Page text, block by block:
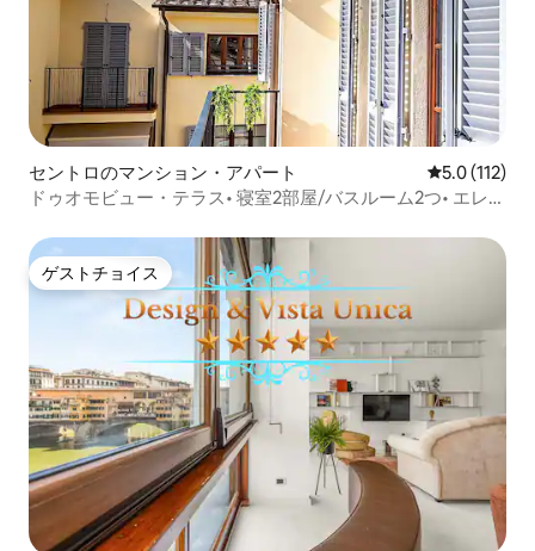
セントロのマンション・アパート レビュー112
5.0 (112)
ドゥオモビュー・テラス• 寝室2部屋/バスルーム2つ• エレベ
ゲストチョイス
ゲストチョイス